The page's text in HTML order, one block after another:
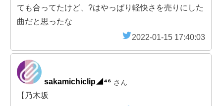
ても合ってたけど、?はやっぱり軽快さを売りにした
曲だと思ったな
2022-01-15 17:40:03
sakamichiclip◢⁴⁶ さん
【乃木坂